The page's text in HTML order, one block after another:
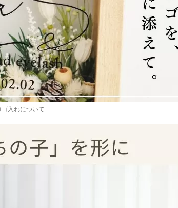
ゴ入れについて